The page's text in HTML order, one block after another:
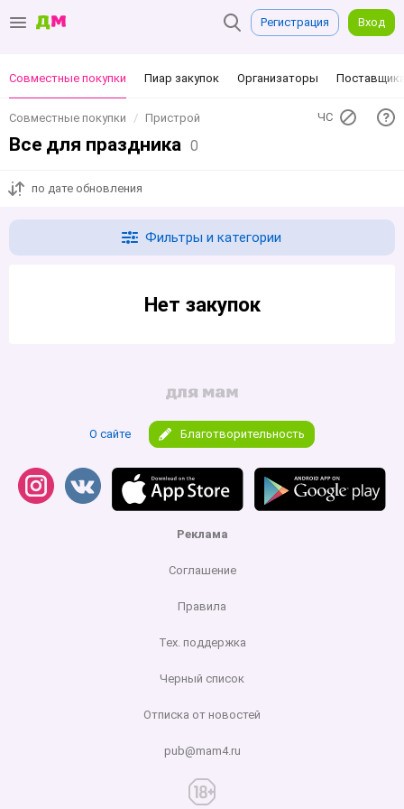
Регистрация Вход
Совместные покупки Пиар закупок Организаторы
ЧС
Совместные покупки Пристрой
Все для праздника 0
по дате обновления
Фильтры и категории
Нет закупок
О сайте Благотворительность
Реклама
Соглашение
Правила
Тех. поддержка
Черный список
Отписка от новостей
pub@mam4.ru